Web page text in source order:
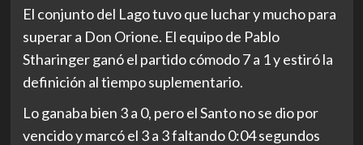
El conjunto del Lago tuvo que luchar y mucho para
superar a Don Orione. El equipo de Pablo
Stharinger ganó el partido cómodo 7 a 1 y estiró la
definición al tiempo suplementario.
Lo ganaba bien 3 a 0, pero el Santo no se dio por
vencido y marcó el 3 a 3 faltando 0:04 segundos